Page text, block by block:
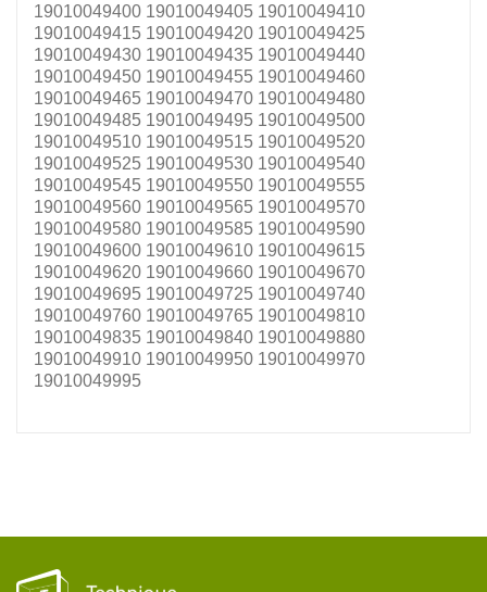
19010049400 19010049405 19010049410
19010049415 19010049420 19010049425
19010049430 19010049435 19010049440
19010049450 19010049455 19010049460
19010049465 19010049470 19010049480
19010049485 19010049495 19010049500
19010049510 19010049515 19010049520
19010049525 19010049530 19010049540
19010049545 19010049550 19010049555
19010049560 19010049565 19010049570
19010049580 19010049585 19010049590
19010049600 19010049610 19010049615
19010049620 19010049660 19010049670
19010049695 19010049725 19010049740
19010049760 19010049765 19010049810
19010049835 19010049840 19010049880
19010049910 19010049950 19010049970
19010049995